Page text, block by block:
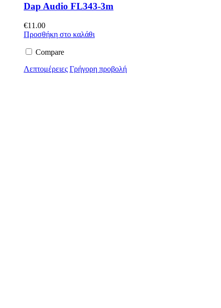
Dap Audio FL343-3m
€11.00
Προσθήκη στο καλάθι
Compare
Λεπτομέρειες Γρήγορη προβολή